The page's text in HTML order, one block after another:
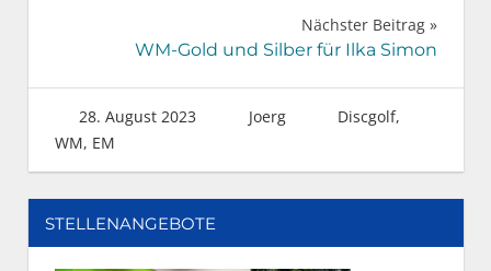
Nächster Beitrag
WM-Gold und Silber für Ilka Simon
28. August 2023 Joerg Discgolf,
WM, EM
STELLENANGEBOTE